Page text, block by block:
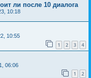
ли после 10 диалога
10:18
10:55
1 2 3 4
06:06
1 2